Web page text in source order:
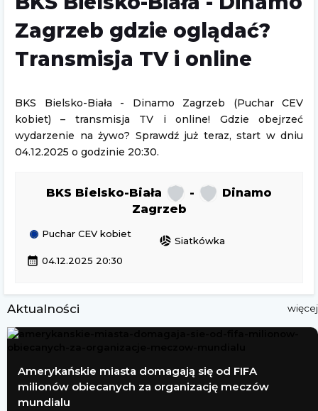
Zagrzeb gdzie oglądać?
Transmisja TV i online
BKS Bielsko-Biała - Dinamo Zagrzeb (Puchar CEV
kobiet) – transmisja TV i online! Gdzie obejrzeć
wydarzenie na żywo? Sprawdź już teraz, start w dniu
04.12.2025 o godzinie 20:30.
BKS Bielsko-Biała -
Dinamo
Zagrzeb
Puchar CEV kobiet
sports_volleyball Siatkówka
calendar_month 04.12.2025 20:30
Aktualności więcej
Amerykańskie miasta domagają się od FIFA
milionów obiecanych za organizację meczów
mundialu